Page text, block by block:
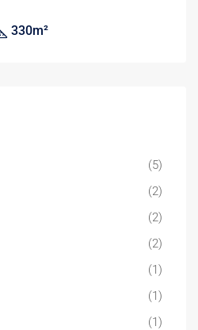
330m²
(5)
(2)
(2)
(2)
(1)
(1)
(1)